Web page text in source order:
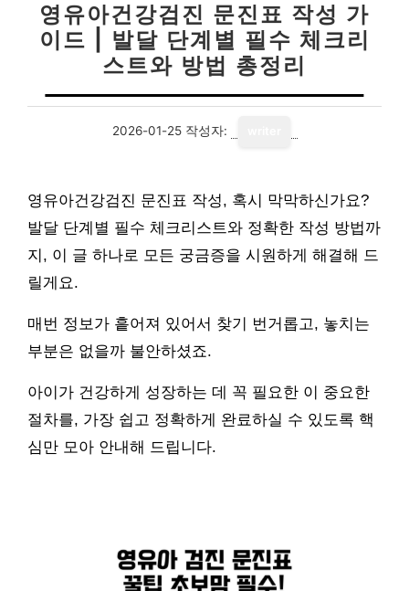
영유아건강검진 문진표 작성 가
이드 | 발달 단계별 필수 체크리
스트와 방법 총정리
2026-01-25 작성자:
영유아건강검진 문진표 작성, 혹시 막막하신가요?
발달 단계별 필수 체크리스트와 정확한 작성 방법까
지, 이 글 하나로 모든 궁금증을 시원하게 해결해 드
릴게요.
매번 정보가 흩어져 있어서 찾기 번거롭고, 놓치는
부분은 없을까 불안하셨죠.
아이가 건강하게 성장하는 데 꼭 필요한 이 중요한
절차를, 가장 쉽고 정확하게 완료하실 수 있도록 핵
심만 모아 안내해 드립니다.